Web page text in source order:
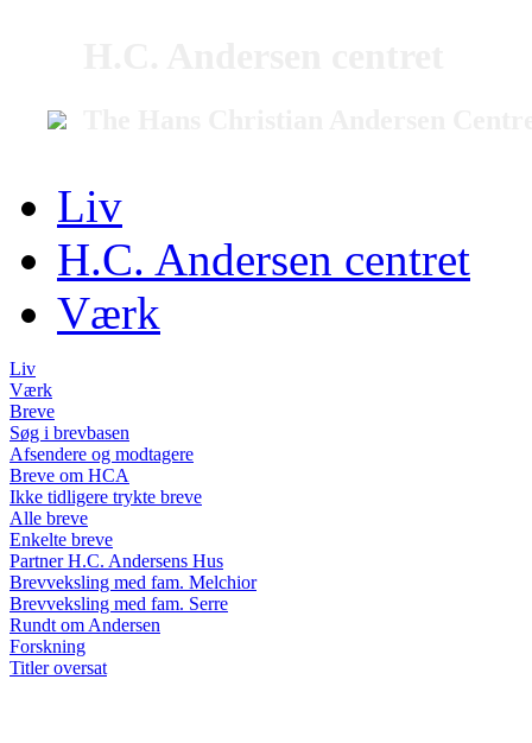
Liv
H.C. Andersen centret
Værk
Liv
Værk
Breve
Søg i brevbasen
Afsendere og modtagere
Breve om HCA
Ikke tidligere trykte breve
Alle breve
Enkelte breve
Partner H.C. Andersens Hus
Brevveksling med fam. Melchior
Brevveksling med fam. Serre
Rundt om Andersen
Forskning
Titler oversat